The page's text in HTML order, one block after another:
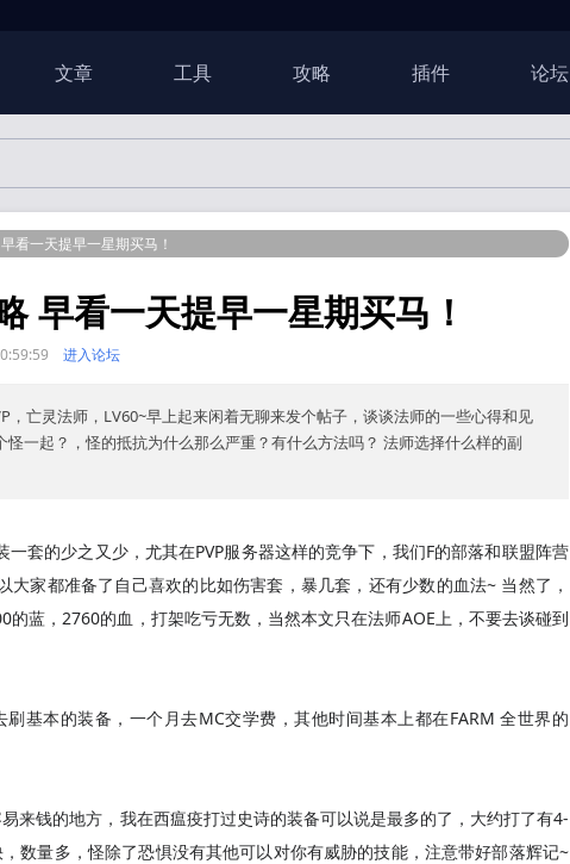
文章 工具 攻略 插件 论坛
看一天提早一星期买马！
早看一天提早一星期买马！
进入论坛
，亡灵法师，LV60~早上起来闲着无聊来发个帖子，谈谈法师的一些心得和见
一起？，怪的抵抗为什么那么严重？有什么方法吗？ 法师选择什么样的副
套的少之又少，尤其在PVP服务器这样的竞争下，我们F的部落和联盟阵营
家都准备了自己喜欢的比如伤害套，暴几套，还有少数的血法~ 当然了，
的蓝，2760的血，打架吃亏无数，当然本文只在法师AOE上，不要去谈碰到
基本的装备，一个月去MC交学费，其他时间基本上都在FARM 全世界的
来钱的地方，我在西瘟疫打过史诗的装备可以说是最多的了，大约打了有4-
数量多，怪除了恐惧没有其他可以对你有威胁的技能，注意带好部落辉记~